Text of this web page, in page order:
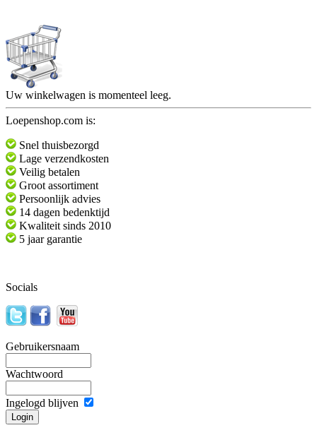
Uw winkelwagen is momenteel leeg.
Loepenshop.com is:
Snel thuisbezorgd
Lage verzendkosten
Veilig betalen
Groot assortiment
Persoonlijk advies
14 dagen bedenktijd
Kwaliteit sinds 2010
5 jaar garantie
Socials
Gebruikersnaam
Wachtwoord
Ingelogd blijven